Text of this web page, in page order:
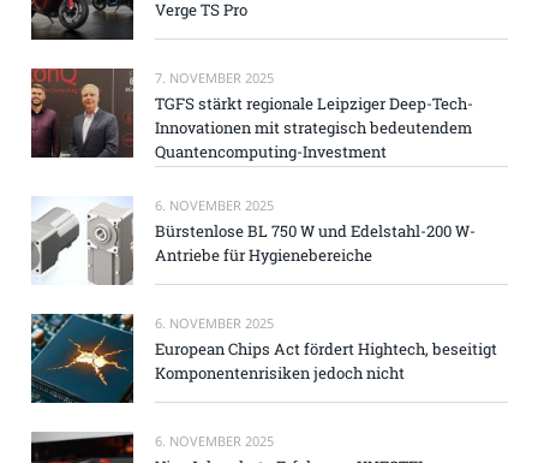
Verge TS Pro
7. NOVEMBER 2025
TGFS stärkt regionale Leipziger Deep-Tech-
Innovationen mit strategisch bedeutendem
Quantencomputing-Investment
6. NOVEMBER 2025
Bürstenlose BL 750 W und Edelstahl-200 W-
Antriebe für Hygienebereiche
6. NOVEMBER 2025
European Chips Act fördert Hightech, beseitigt
Komponentenrisiken jedoch nicht
6. NOVEMBER 2025